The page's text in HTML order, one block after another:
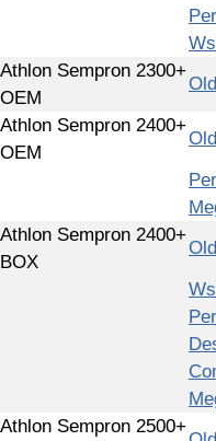
Athlon Sempron 2300+
OEM
Athlon Sempron 2400+
OEM
Athlon Sempron 2400+
BOX
Athlon Sempron 2500+